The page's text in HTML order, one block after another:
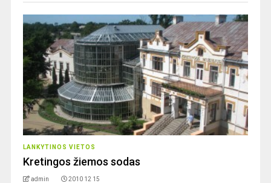
LANKYTINOS VIETOS
Kretingos žiemos sodas
admin 2010 12 15